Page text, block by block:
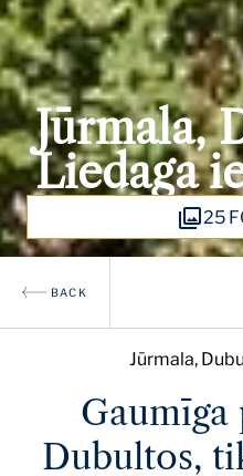
Jūrmala,
Liedaga
25
BACK
Jūrmala,
Dubultos,